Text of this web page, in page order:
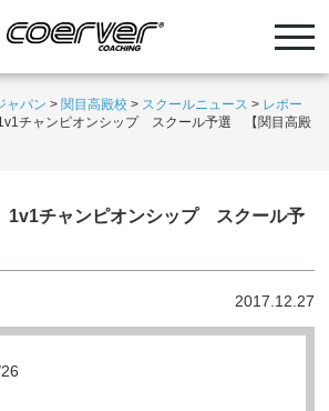
ャパン > 関目高殿校 > スクールニュース > レポー
チャンピオンシップ スクール予選 【関目高殿
1v1チャンピオンシップ スクール予
2017.12.27